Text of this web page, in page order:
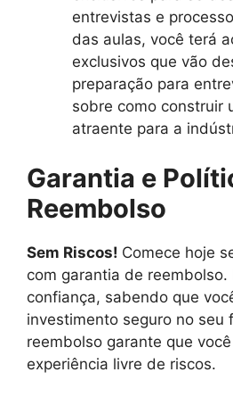
entrevistas e
das aulas, você terá
exclusivos que vão
preparação para
sobre como construir
atraente para a
Garantia e
Reembolso
Sem Riscos! Comece hoje
com garantia de reembolso.
confiança, sabendo que
investimento seguro no seu
reembolso garante que
experiência livre de riscos.